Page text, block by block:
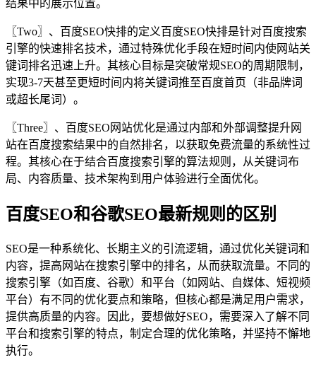
结果中的展示位置。
〖Two〗、百度SEO快排的定义百度SEO快排是针对百度搜索
引擎的快速排名技术，通过特殊优化手段在短时间内使网站关
键词排名迅速上升。其核心目标是突破常规SEO的周期限制，
实现3-7天甚至更短时间内将关键词推至百度首页（非品牌词
或超长尾词）。
〖Three〗、百度SEO网站优化是通过内部和外部调整提升网
站在百度搜索结果中的自然排名，以获取免费流量的系统性过
程。其核心在于结合百度搜索引擎的算法规则，从关键词布
局、内容质量、技术架构到用户体验进行全面优化。
百度SEO和谷歌SEO最新规则的区别
SEO是一种系统化、长期主义的引流逻辑，通过优化关键词和
内容，提高网站在搜索引擎中的排名，从而获取流量。不同的
搜索引擎（如百度、谷歌）和平台（如网站、自媒体、短视频
平台）有不同的优化要点和策略，但核心都是满足用户需求，
提供高质量的内容。因此，要想做好SEO，需要深入了解不同
平台和搜索引擎的特点，制定合理的优化策略，并坚持不懈地
执行。